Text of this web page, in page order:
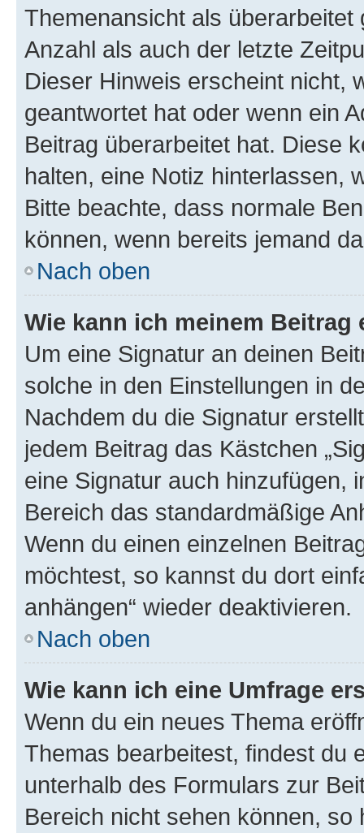
Themenansicht als
Anzahl als auch der letzte
Dieser Hinweis erscheint nicht,
geantwortet hat oder wenn ein
Beitrag überarbeitet hat. Diese
halten, eine Notiz hinterlassen,
Bitte beachte, dass normale
können, wenn bereits jemand
Nach oben
Wie kann ich meinem
Um eine Signatur an deinen
solche in den Einstellungen in
Nachdem du die Signatur
jedem Beitrag das Kästchen
eine Signatur auch hinzufügen,
Bereich das standardmäßige
Wenn du einen einzelnen
möchtest, so kannst du dort
anhängen“ wieder deaktivieren.
Nach oben
Wie kann ich eine Umfrage
Wenn du ein neues Thema
Themas bearbeitest, findest du
unterhalb des Formulars zur
Bereich nicht sehen können,